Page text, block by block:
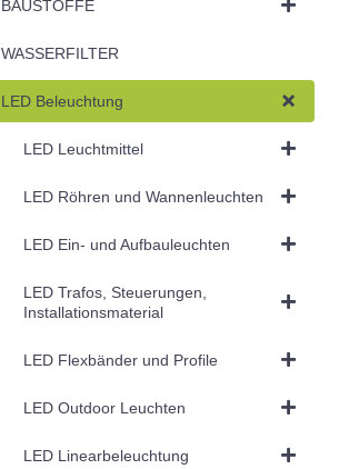
BAUSTOFFE
WASSERFILTER
LED Beleuchtung
LED Leuchtmittel
LED Röhren und Wannenleuchten
LED Ein- und Aufbauleuchten
LED Trafos, Steuerungen,
Installationsmaterial
LED Flexbänder und Profile
LED Outdoor Leuchten
LED Linearbeleuchtung